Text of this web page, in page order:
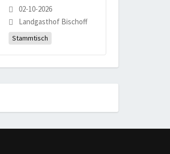
02-10-2026
Landgasthof Bischoff
Stammtisch